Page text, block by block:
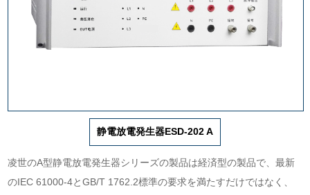
静電放電発生器ESD-202 A
凌世のA型静電放電発生器シリーズの製品は経済型の製品で、最新
のIEC 61000-4とGB/T 1762.2標準の要求を満たすだけではなく、